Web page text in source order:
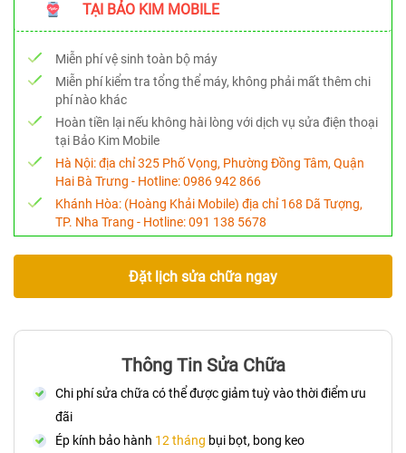
TẠI BẢO KIM MOBILE
Miễn phí vệ sinh toàn bộ máy
Miễn phí kiểm tra tổng thể máy, không phải mất thêm chi
phí nào khác
Hoàn tiền lại nếu không hài lòng với dịch vụ sửa điện thoại
tại Bảo Kim Mobile
Hà Nội:địa chỉ 325 Phố Vọng, Phường Đồng Tâm, Quận
Hai Bà Trưng - Hotline:0986 942 866
Khánh Hòa: (Hoàng Khải Mobile) địa chỉ 168 Dã Tượng,
TP. Nha Trang - Hotline:091 138 5678
Đặt lịch sửa chữa ngay
Thông Tin Sửa Chữa
Chi phí sửa chữa có thể được giảm tuỳ vào thời điểm ưu
đãi
Ép kính bảo hành 12 tháng bụi bọt, bong keo